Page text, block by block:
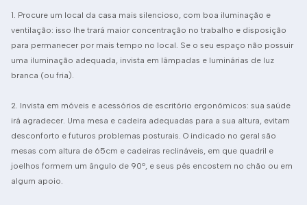
1. Procure um local da casa mais silencioso, com boa iluminação e
ventilação: isso lhe trará maior concentração no trabalho e disposição
para permanecer por mais tempo no local. Se o seu espaço não possuir
uma iluminação adequada, invista em lâmpadas e luminárias de luz
branca (ou fria).
2. Invista em móveis e acessórios de escritório ergonômicos: sua saúde
irá agradecer. Uma mesa e cadeira adequadas para a sua altura, evitam
desconforto e futuros problemas posturais. O indicado no geral são
mesas com altura de 65cm e cadeiras reclináveis, em que quadril e
joelhos formem um ângulo de 90º, e seus pés encostem no chão ou em
algum apoio.